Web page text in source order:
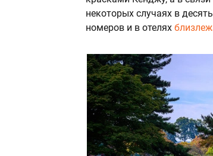
некоторых случаях в
номеров и в отелях